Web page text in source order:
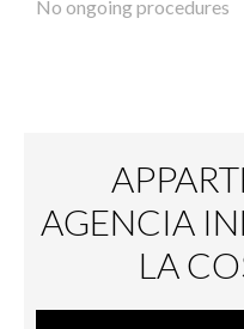
No ongoing procedures
AGENCIA
LA